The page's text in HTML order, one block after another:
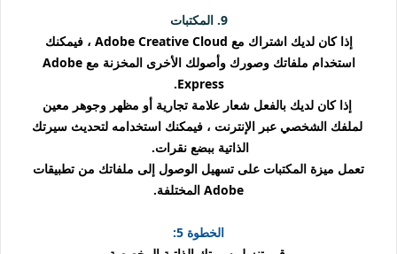
9. المكتبات
إذا كان لديك اشتراك مع Adobe Creative Cloud ، فيمكنك
استخدام ملفاتك وصورك وأصولك الأخرى المخزنة مع Adobe
Express.
إذا كان لديك بالفعل شعار علامة تجارية أو مظهر وجوهر معين
لملفك الشخصي عبر الإنترنت ، فيمكنك استخدامه لتحديث سيرتك
الذاتية ببضع نقرات.
تعمل ميزة المكتبات على تسهيل الوصول إلى ملفاتك من تطبيقات
Adobe المختلفة.
الخطوة 5: